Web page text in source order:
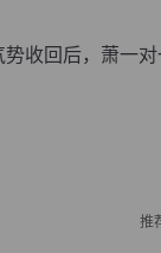
收回后，萧一对
推